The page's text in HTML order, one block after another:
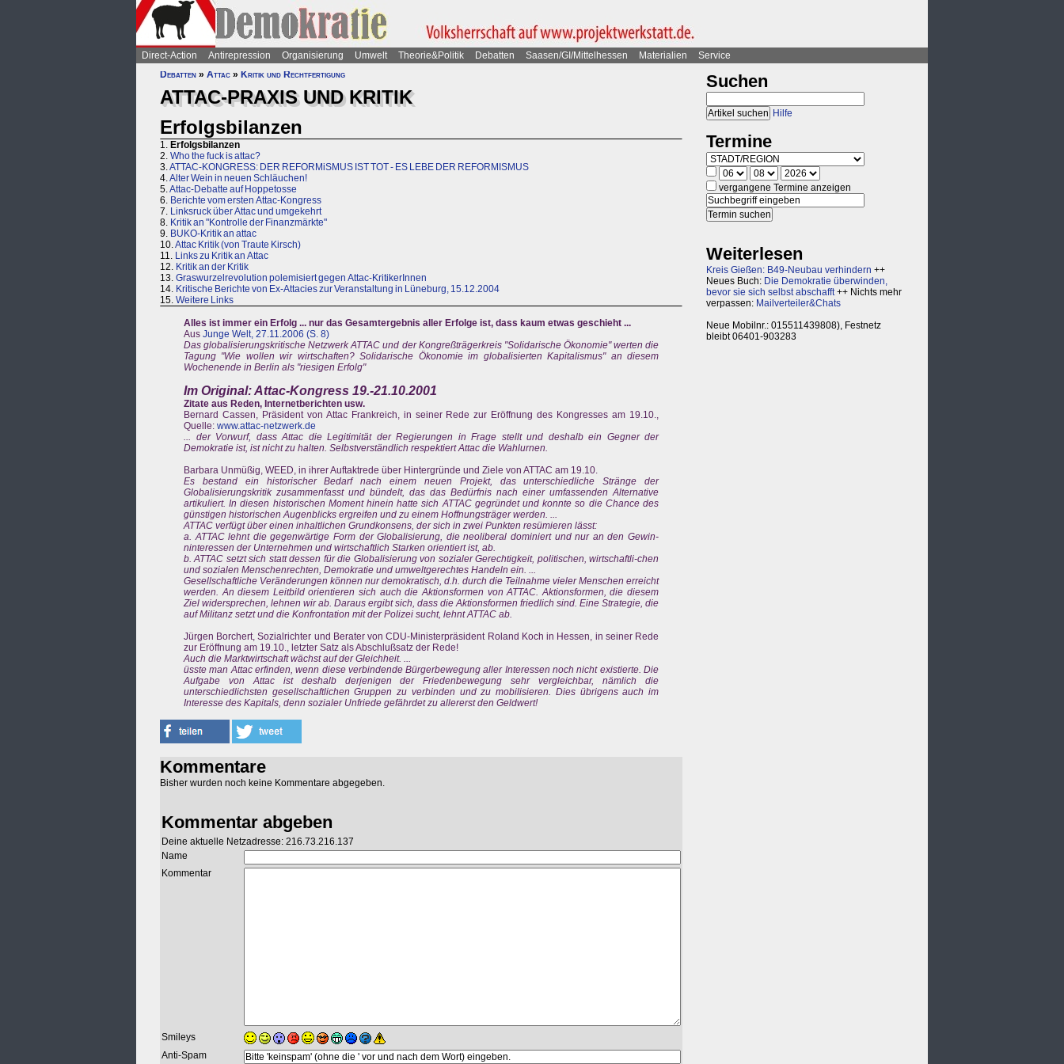
Direct-Action Antirepression Organisierung Umwelt Theorie&Politik Debatten Saasen/GI/Mittelhessen Materialien
Service
Debatten » Attac » Kritik und Rechtfertigung
ATTAC-PRAXIS UND KRITIK
Erfolgsbilanzen
1. Erfolgsbilanzen
2. Who the fuck is attac?
3.ATTAC-KONGRESS: DER REFORMiSMUS IST TOT - ES LEBE DER REFORMISMUS
4.Alter Wein in neuen Schläuchen!
5.Attac-Debatte auf Hoppetosse
6. Berichte vom ersten Attac-Kongress
7. Linksruck über Attac und umgekehrt
8. Kritik an "Kontrolle der Finanzmärkte"
9. BUKO-Kritik an attac
10.Attac Kritik (von Traute Kirsch)
11. Links zu Kritik an Attac
12. Kritik an der Kritik
13. Graswurzelrevolution polemisiert gegen Attac-KritikerInnen
14. Kritische Berichte von Ex-Attacies zur Veranstaltung in Lüneburg, 15.12.2004
15. Weitere Links
Alles ist immer ein Erfolg ... nur das Gesamtergebnis aller Erfolge ist, dass kaum etwas geschieht ...
Aus Junge Welt, 27.11.2006 (S. 8)
Das globalisierungskritische Netzwerk ATTAC und der Kongreßträgerkreis "Solidarische Ökonomie" werten die
Tagung "Wie wollen wir wirtschaften? Solidarische Ökonomie im globalisierten Kapitalismus" an diesem
Wochenende in Berlin als "riesigen Erfolg"
Im Original: Attac-Kongress 19.-21.10.2001
Zitate aus Reden, Internetberichten usw.
Bernard Cassen, Präsident von Attac Frankreich, in seiner Rede zur Eröffnung des Kongresses am 19.10.,
Quelle: www.attac-netzwerk.de
... der Vorwurf, dass Attac die Legitimität der Regierungen in Frage stellt und deshalb ein Gegner der
Demokratie ist, ist nicht zu halten. Selbstverständlich respektiert Attac die Wahlurnen.
Barbara Unmüßig, WEED, in ihrer Auftaktrede über Hintergründe und Ziele von ATTAC am 19.10.
Es bestand ein historischer Bedarf nach einem neuen Projekt, das unterschiedliche Stränge der
Globalisierungskritik zusammenfasst und bündelt, das das Bedürfnis nach einer umfassenden Alternative
artikuliert. In diesen historischen Moment hinein hatte sich ATTAC gegründet und konnte so die Chance des
günstigen historischen Augenblicks ergreifen und zu einem Hoffnungsträger werden. ...
ATTAC verfügt über einen inhaltlichen Grundkonsens, der sich in zwei Punkten resümieren lässt:
a. ATTAC lehnt die gegenwärtige Form der Globalisierung, die neoliberal dominiert und nur an den Gewin-
ninteressen der Unternehmen und wirtschaftlich Starken orientiert ist, ab.
b. ATTAC setzt sich statt dessen für die Globalisierung von sozialer Gerechtigkeit, politischen, wirtschaftli-chen
und sozialen Menschenrechten, Demokratie und umweltgerechtes Handeln ein. ...
Gesellschaftliche Veränderungen können nur demokratisch, d.h. durch die Teilnahme vieler Menschen erreicht
werden. An diesem Leitbild orientieren sich auch die Aktionsformen von ATTAC. Aktionsformen, die diesem
Ziel widersprechen, lehnen wir ab. Daraus ergibt sich, dass die Aktionsformen friedlich sind. Eine Strategie, die
auf Militanz setzt und die Konfrontation mit der Polizei sucht, lehnt ATTAC ab.
Jürgen Borchert, Sozialrichter und Berater von CDU-Ministerpräsident Roland Koch in Hessen, in seiner Rede
zur Eröffnung am 19.10., letzter Satz als Abschlußsatz der Rede!
Auch die Marktwirtschaft wächst auf der Gleichheit. ...
üsste man Attac erfinden, wenn diese verbindende Bürgerbewegung aller Interessen noch nicht existierte. Die
Aufgabe von Attac ist deshalb derjenigen der Friedenbewegung sehr vergleichbar, nämlich die
unterschiedlichsten gesellschaftlichen Gruppen zu verbinden und zu mobilisieren. Dies übrigens auch im
Interesse des Kapitals, denn sozialer Unfriede gefährdet zu allererst den Geldwert!
Kommentare
Bisher wurden noch keine Kommentare abgegeben.
Kommentar abgeben
Deine aktuelle Netzadresse: 216.73.216.137
Name
Kommentar
Smileys
Anti-Spam
Suchen
Hilfe
Termine
vergangene Termine anzeigen
Weiterlesen
Kreis Gießen: B49-Neubau verhindern ++
Neues Buch: Die Demokratie überwinden,
bevor sie sich selbst abschafft++ Nichts mehr
verpassen: Mailverteiler&Chats
Neue Mobilnr.: 015511439808), Festnetz
bleibt 06401-903283